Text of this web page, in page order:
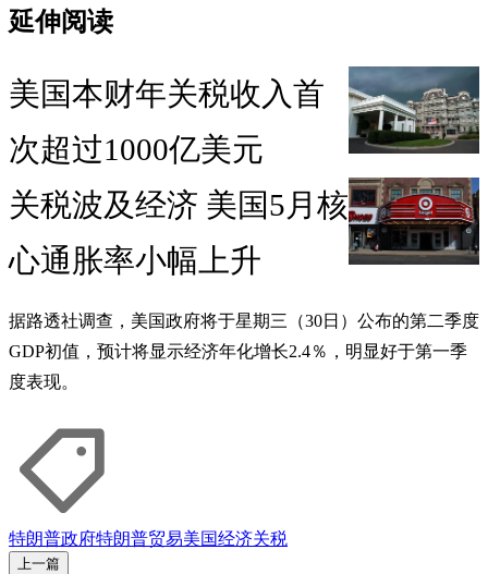
延伸阅读
美国本财年关税收入首
次超过1000亿美元
关税波及经济 美国5月核
心通胀率小幅上升
据路透社调查，美国政府将于星期三（30日）公布的第二季度
GDP初值，预计将显示经济年化增长2.4％，明显好于第一季
度表现。
特朗普政府特朗普贸易美国经济关税
上一篇